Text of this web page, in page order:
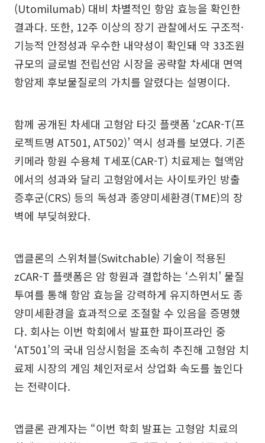
(Utomilumab) 대비 차별적인 항암 효능을 확인한
결과다. 또한, 12주 이상의 장기 관찰에서도 구조적·
기능적 안정성과 우수한 내약성이 확인돼 약 33조원
규모의 글로벌 전립선암 시장을 공략할 차세대 면역
항암제 후보물질로의 가치를 알렸다는 설명이다.
함께 공개된 차세대 고형암 타깃 플랫폼 ‘zCAR-T(프
로젝트명 AT501, AT502)’ 역시 성과를 보였다. 기존
키메라 항원 수용체 T세포(CAR-T) 치료제는 혈액암
에서의 성과와 달리 고형암에서는 사이토카인 방출
증후군(CRS) 등의 독성과 종양미세환경(TME)의 장
벽에 부딪혀왔다.
앱클론의 스위처블(Switchable) 기술이 적용된
zCAR-T 플랫폼은 암 항원과 결합하는 ‘스위치’ 물질
투여를 통해 항암 효능을 강력하게 유지하면서도 종
양미세환경을 효과적으로 조절할 수 있음을 증명했
다. 회사는 이번 학회에서 발표한 파이프라인 중
‘AT501’의 국내 임상시험을 조속히 추진해 고형암 치
료제 시장의 게임 체인저로서 상업화 속도를 높인다
는 전략이다.
앱클론 관계자는 “이번 학회 발표는 고형암 치료의